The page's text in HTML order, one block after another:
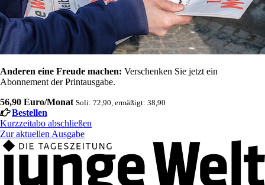
Anderen eine Freude machen: Verschenken Sie jetzt ein
Abonnement der Printausgabe.
56,90 Euro/Monat Soli: 72,90, ermäßigt: 38,90
Bestellen
Kurzzeitabo abschließen
Zur aktuellen Ausgabe